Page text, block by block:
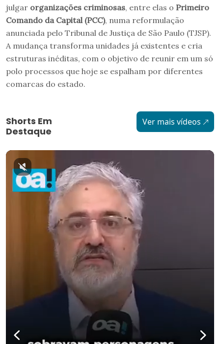
julgar organizações criminosas, entre elas o Primeiro
Comando da Capital (PCC), numa reformulação
anunciada pelo Tribunal de Justiça de São Paulo (TJSP).
A mudança transforma unidades já existentes e cria
estruturas inéditas, com o objetivo de reunir em um só
polo processos que hoje se espalham por diferentes
comarcas do estado.
Shorts Em
Destaque
Ver mais vídeos